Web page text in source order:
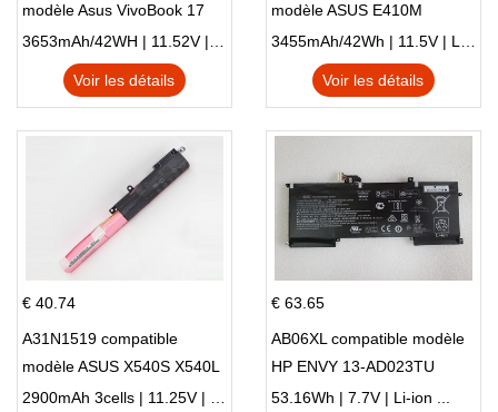
modèle Asus VivoBook 17
X705NC X705UA X705UV
X705UN X705UD
3653mAh/42WH | 11.52V | Li-ion ...
Voir les détails
modèle ASUS E410M
E410MA L410MA
3455mAh/42Wh | 11.5V | Li-ion ...
Voir les détails
€ 40.74
A31N1519 compatible
modèle ASUS X540S X540L
X540LA-SI302 X540SA
2900mAh 3cells | 11.25V | Li-ion ...
€ 63.65
AB06XL compatible modèle
HP ENVY 13-AD023TU
HSTNN-DB8C 921438-855
53.16Wh | 7.7V | Li-ion ...